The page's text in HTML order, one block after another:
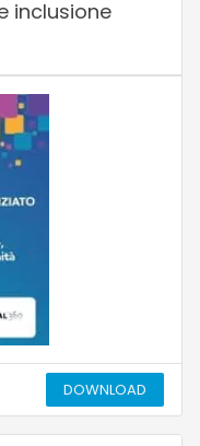
inclusione
DOWNLOAD